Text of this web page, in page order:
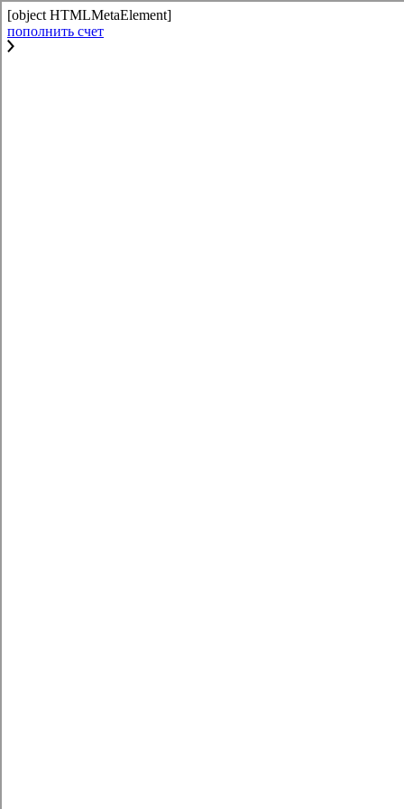
[object HTMLMetaElement]
пополнить счет